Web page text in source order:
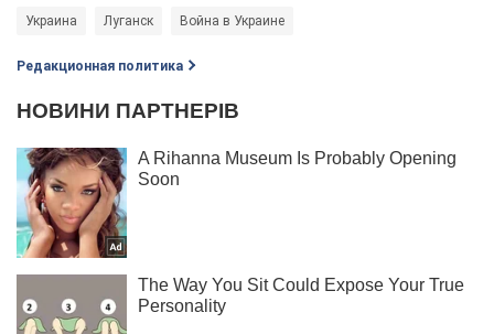
Украина Луганск Война в Украине
Редакционная политика